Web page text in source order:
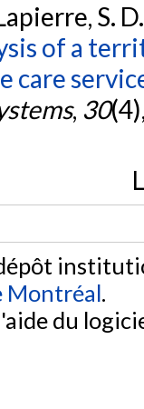
S.
of a
care
, 30
Montréal.
du